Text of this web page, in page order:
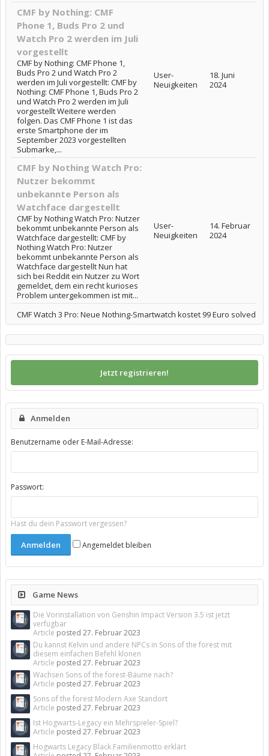
CMF by Nothing: CMF
Phone 1, Buds Pro 2 und
Watch Pro 2 werden im Juli
vorgestellt
CMF by Nothing: CMF Phone 1,
Buds Pro 2 und Watch Pro 2
werden im Juli vorgestellt: CMF by
Nothing: CMF Phone 1, Buds Pro 2
und Watch Pro 2 werden im Juli
vorgestellt Weitere werden
folgen. Das CMF Phone 1 ist das
erste Smartphone der im
September 2023 vorgestellten
Submarke,...
User-
Neuigkeiten
18. Juni
2024
CMF by Nothing Watch Pro:
Nutzer bekommt
unbekannte Person als
Watchface dargestellt
CMF by Nothing Watch Pro: Nutzer
bekommt unbekannte Person als
Watchface dargestellt: CMF by
Nothing Watch Pro: Nutzer
bekommt unbekannte Person als
Watchface dargestellt Nun hat
sich bei Reddit ein Nutzer zu Wort
gemeldet, dem ein recht kurioses
Problem untergekommen ist mit...
User-
Neuigkeiten
14. Februar
2024
CMF Watch 3 Pro: Neue Nothing-Smartwatch kostet 99 Euro solved
Jetzt registrieren!
Anmelden
Benutzername oder E-Mail-Adresse:
Passwort:
Hast du dein Passwort vergessen?
Angemeldet bleiben
Game News
Die Vorinstallation von Genshin Impact Version 3.5 ist jetzt
verfügbar
Article posted 27. Februar 2023
Du kannst Kelvin und andere NPCs in Sons of the forest mit
diesem einfachen Befehl klonen
Article posted 27. Februar 2023
Wachsen Sons of the forest-Bäume nach?
Article posted 27. Februar 2023
Sons of the forest Modern Axe Standort
Article posted 27. Februar 2023
Ist Hogwarts-Legacy ein Mehrspieler-Spiel?
Article posted 27. Februar 2023
Hogwarts Legacy Black Familienmotto erklärt